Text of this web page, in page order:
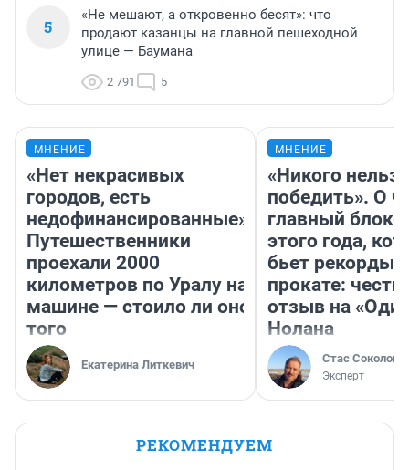
5
«Не мешают, а откровенно бесят»: что
продают казанцы на главной пешеходной
улице — Баумана
2 791 5
МНЕНИЕ
«Нет некрасивых
городов, есть
недофинансированные».
Путешественники
проехали 2000
километров по Уралу на
машине — стоило ли оно
того
Екатерина Литкевич
МНЕНИЕ
«Никого нельзя
победить». О
главный
этого года,
бьет рекорды в
прокате:
отзыв на
Нолана
Стас Соколов
Эксперт
РЕКОМЕНДУЕМ